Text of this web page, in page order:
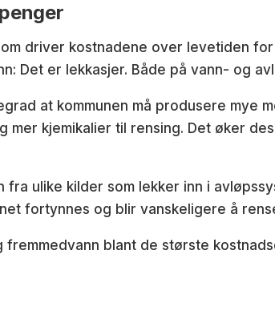
driver kostnadene over levetiden
Det er lekkasjer. Både på vann- og
at kommunen må produsere mye
mer kjemikalier til rensing. Det øker
fra ulike kilder som lekker inn i
fortynnes og blir vanskeligere å
blant de største